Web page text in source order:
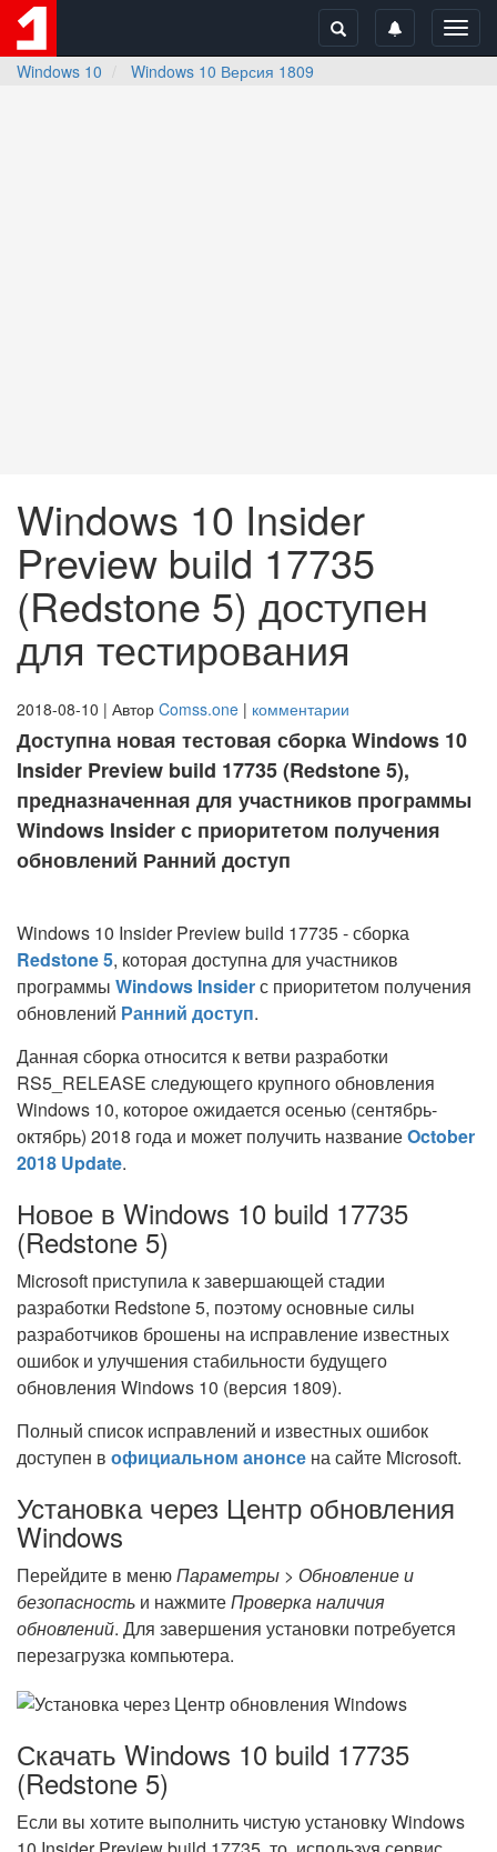
Windows 10
Windows 10 Версия 1809
Windows 10 Insider
Preview build 17735
(Redstone 5) доступен
для тестирования
2018-08-10 | Автор Comss.one | комментарии
Доступна новая тестовая сборка Windows 10
Insider Preview build 17735 (Redstone 5),
предназначенная для участников программы
Windows Insider с приоритетом получения
обновлений Ранний доступ
Windows 10 Insider Preview build 17735 - сборка
Redstone 5, которая доступна для участников
программы Windows Insiderс приоритетом получения
обновлений Ранний доступ.
Данная сборка относится к ветви разработки
RS5_RELEASE следующего крупного обновления
Windows 10, которое ожидается осенью (сентябрь-
октябрь) 2018 года и может получить названиеOctober
2018 Update.
Новое в Windows 10 build 17735
(Redstone 5)
Microsoft приступила к завершающей стадии
разработки Redstone 5, поэтому основные силы
разработчиков брошены на исправление известных
ошибок и улучшения стабильности будущего
обновления Windows 10 (версия 1809).
Полный список исправлений и известных ошибок
доступен в официальном анонсе на сайте Microsoft.
Установка через Центр обновления
Windows
Перейдите в менюПараметры > Обновление и
безопасность и нажмитеПроверка наличия
обновлений. Для завершения установки потребуется
перезагрузка компьютера.
Скачать Windows 10 build 17735
(Redstone 5)
Если вы хотите выполнить чистую установку Windows